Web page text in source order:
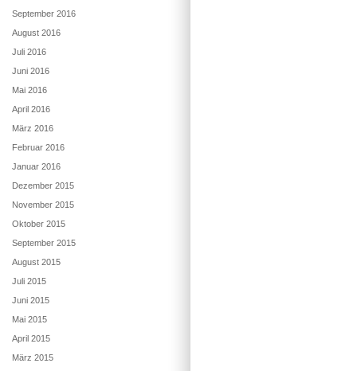
September 2016
August 2016
Juli 2016
Juni 2016
Mai 2016
April 2016
März 2016
Februar 2016
Januar 2016
Dezember 2015
November 2015
Oktober 2015
September 2015
August 2015
Juli 2015
Juni 2015
Mai 2015
April 2015
März 2015